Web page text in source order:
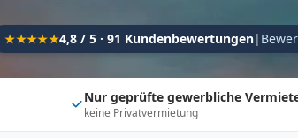
★★★★★4,8 / 5 · 91 Kundenbewertungen|
Nur geprüfte gewerbliche
keine Privatvermietung
Sitzplätze
Schlafplätze